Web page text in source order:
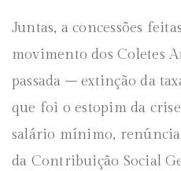
Juntas, a concessões
movimento dos Coletes
passada – extinção da
que foi o estopim da
salário mínimo,
da Contribuição Social